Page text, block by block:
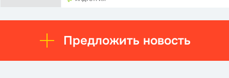
Предложить новость